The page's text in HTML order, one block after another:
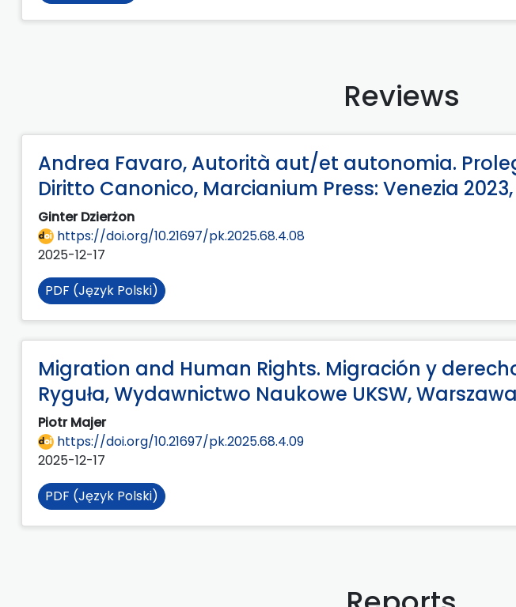
Reviews
Andrea Favaro, Autorità aut/et autonomia.
Diritto Canonico, Marcianium Press: Venezia 2023,
Ginter Dzierżon
https://doi.org/10.21697/pk.2025.68.4.08
2025-12-17
PDF (Język Polski)
Migration and Human Rights. Migración y
Ryguła, Wydawnictwo Naukowe UKSW,
Piotr Majer
https://doi.org/10.21697/pk.2025.68.4.09
2025-12-17
PDF (Język Polski)